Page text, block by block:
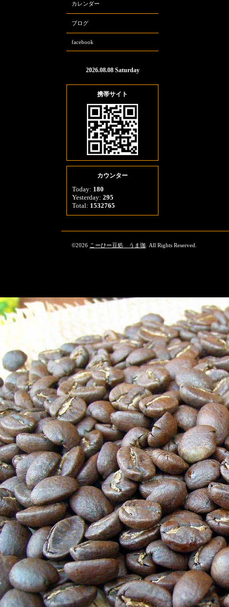
カレンダー
ブログ
facebook
2026.08.08 Saturday
携帯サイト
カウンター
Today: 180
Yesterday: 295
Total: 1532765
©2026 こーひー豆処 うま珈 . All Rights Reserved.